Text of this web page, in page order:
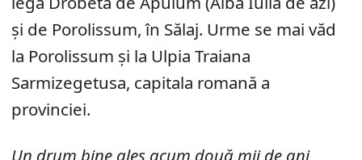
și de Porolissum, în Sălaj. Urme se mai văd
la Porolissum și la Ulpia Traiana
Sarmizegetusa, capitala romană a
provinciei.
Un drum bine ales acum două mii de ani